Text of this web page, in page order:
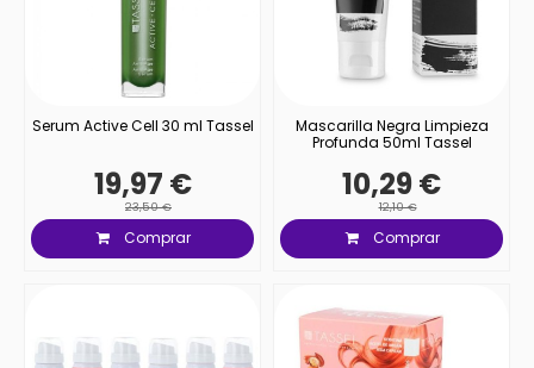
Serum Active Cell 30 ml Tassel
19,97 €
23,50 €
Comprar
Mascarilla Negra Limpieza
Profunda 50ml Tassel
10,29 €
12,10 €
Comprar